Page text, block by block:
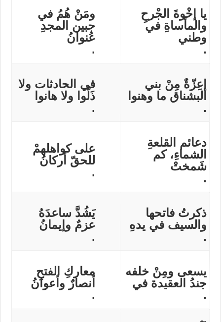
يا إخْوةَ الجْرحِ
والمأساةِ في
وطني
.
ومَنْ هُمُ في
جبين المجدِ
عُنوانُ
.
إعِزّةٌ مِنْ بني
البشناق ما وهنوا
.
في الحادثات ولا
ذَلّوا ولا هانوا
.
دعائم القلعةِ
الشماءِ، كم
شَمختْ
.
على كواهلهمْ
للحقّ أركانُ
.
ذكرتُ فاتحها
والسيف في يدهِ
.
يَشُدَّ ساعدَهُ
عزمٌ وإيمانُ
.
يسعى ومِنْ خلفه
جندُ العقيدة في
.
معاركِ الفتحِ
أنصارٌ وأعوانُ
.